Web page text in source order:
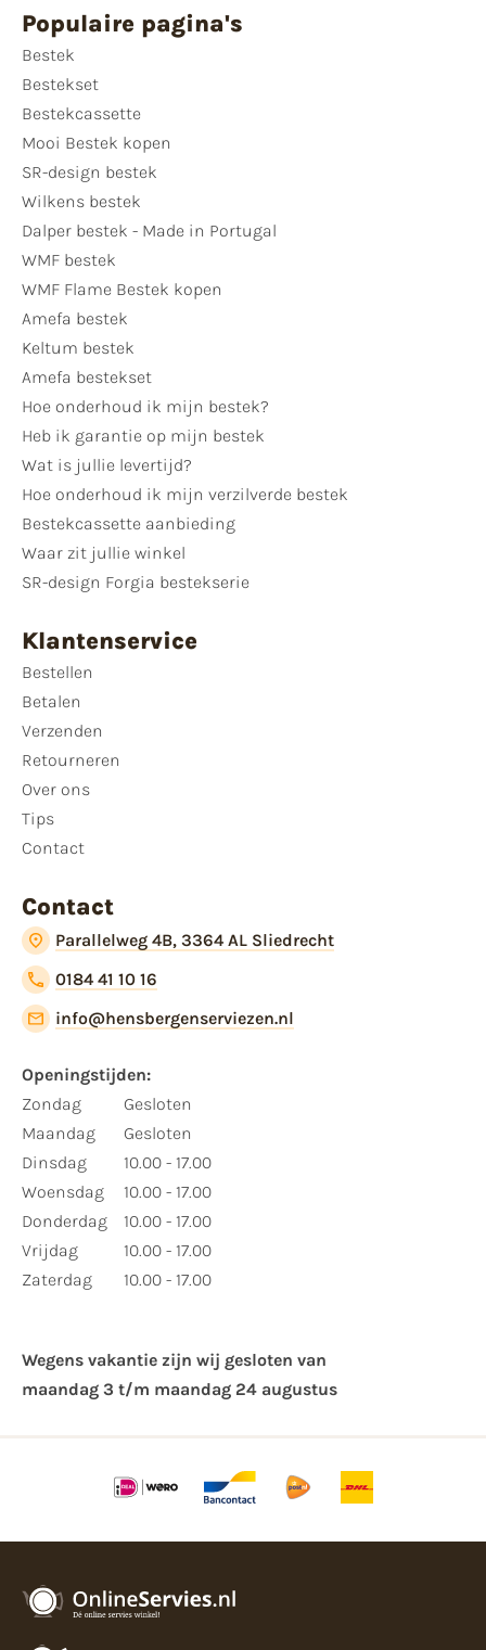
Populaire pagina's
Bestek
Bestekset
Bestekcassette
Mooi Bestek kopen
SR-design bestek
Wilkens bestek
Dalper bestek - Made in Portugal
WMF bestek
WMF Flame Bestek kopen
Amefa bestek
Keltum bestek
Amefa bestekset
Hoe onderhoud ik mijn bestek?
Heb ik garantie op mijn bestek
Wat is jullie levertijd?
Hoe onderhoud ik mijn verzilverde bestek
Bestekcassette aanbieding
Waar zit jullie winkel
SR-design Forgia bestekserie
Klantenservice
Bestellen
Betalen
Verzenden
Retourneren
Over ons
Tips
Contact
Contact
Parallelweg 4B, 3364 AL Sliedrecht
0184 41 10 16
info@hensbergenserviezen.nl
Openingstijden:
Zondag
Maandag
Dinsdag
Woensdag
Donderdag
Vrijdag
Zaterdag
Gesloten
Gesloten
10.00 - 17.00
10.00 - 17.00
10.00 - 17.00
10.00 - 17.00
10.00 - 17.00
Wegens vakantie zijn wij gesloten van ​
maandag 3 t/m maandag 24 augustus